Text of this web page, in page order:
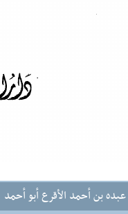
عبده بن أحمد الأقرع أبو أحمد